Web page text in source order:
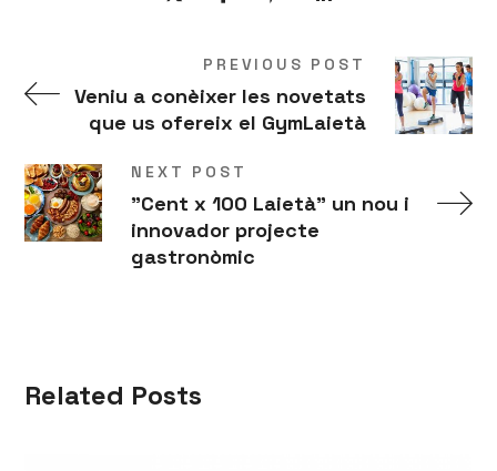
PREVIOUS POST
Veniu a conèixer les novetats
que us ofereix el GymLaietà
NEXT POST
"Cent x 100 Laietà" un nou i
innovador projecte
gastronòmic
Related Posts